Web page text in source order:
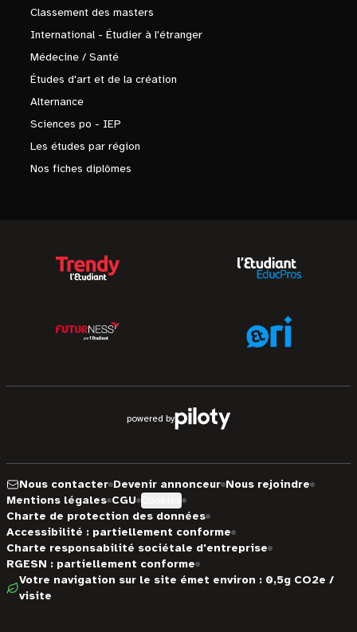
Classement des masters
International - Étudier à l'étranger
Médecine / Santé
Études d'art et de la création
Alternance
Sciences po - IEP
Les études par région
Nos fiches diplômes
powered by
Nous contacter Devenir annonceur Nous rejoindre
Mentions légales CGU
Charte de protection des données
Accessibilité : partiellement conforme
Charte responsabilité sociétale d'entreprise
RGESN : partiellement conforme
Votre navigation sur le site émet environ : 0,5g CO2e /
visite